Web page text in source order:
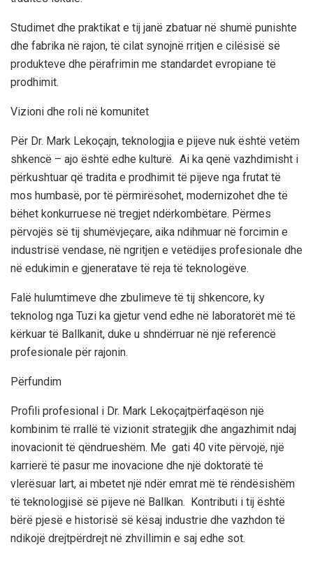
Studimet dhe praktikat e tij janë zbatuar në shumë punishte
dhe fabrika në rajon, të cilat synojnë rritjen e cilësisë së
produkteve dhe përafrimin me standardet evropiane të
prodhimit.
Vizioni dhe roli në komunitet
Për Dr. Mark Lekoçajn, teknologjia e pijeve nuk është vetëm
shkencë – ajo është edhe kulturë. Ai ka qenë vazhdimisht i
përkushtuar që tradita e prodhimit të pijeve nga frutat të
mos humbasë, por të përmirësohet, modernizohet dhe të
bëhet konkurruese në tregjet ndërkombëtare. Përmes
përvojës së tij shumëvjeçare, aika ndihmuar në forcimin e
industrisë vendase, në ngritjen e vetëdijes profesionale dhe
në edukimin e gjeneratave të reja të teknologëve.
Falë hulumtimeve dhe zbulimeve të tij shkencore, ky
teknolog nga Tuzi ka gjetur vend edhe në laboratorët më të
kërkuar të Ballkanit, duke u shndërruar në një referencë
profesionale për rajonin.
Përfundim
Profili profesional i Dr. Mark Lekoçajtpërfaqëson një
kombinim të rrallë të vizionit strategjik dhe angazhimit ndaj
inovacionit të qëndrueshëm. Me gati 40 vite përvojë, një
karrierë të pasur me inovacione dhe një doktoratë të
vlerësuar lart, ai mbetet një ndër emrat më të rëndësishëm
të teknologjisë së pijeve në Ballkan. Kontributi i tij është
bërë pjesë e historisë së kësaj industrie dhe vazhdon të
ndikojë drejtpërdrejt në zhvillimin e saj edhe sot.